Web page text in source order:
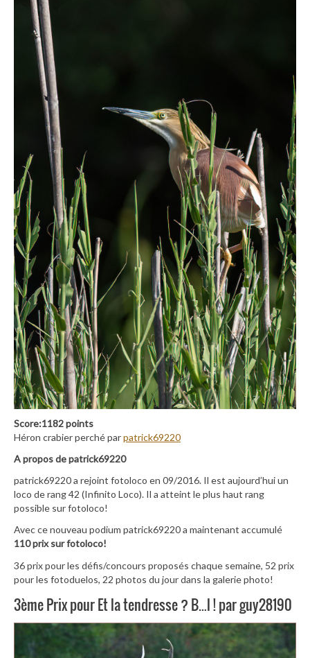
Score:1182 points
Héron crabier perché parpatrick69220
A propos de patrick69220
patrick69220 a rejoint fotoloco en 09/2016. Il est aujourd’hui un
loco de rang 42 (Infinito Loco). Il a atteint le plus haut rang
possible sur fotoloco!
Avec ce nouveau podium patrick69220 a maintenant accumulé
110 prix sur fotoloco!
36 prix pour les défis/concours proposés chaque semaine, 52 prix
pour les fotoduelos, 22 photos du jour dans la galerie photo!
3ème Prix pour Et la tendresse ? B…l ! par guy28190